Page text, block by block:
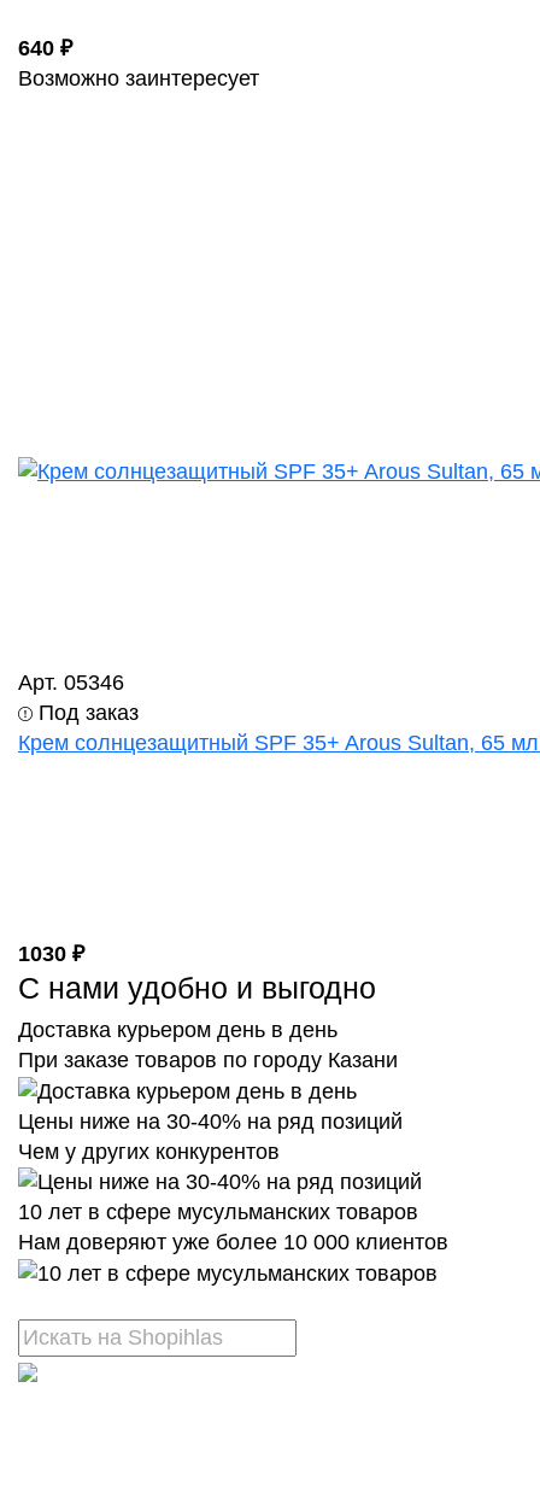
640 ₽
Возможно заинтересует
Арт. 05346
Под заказ
Крем солнцезащитный SPF 35+ Arous Sultan, 65
1030 ₽
С нами удобно и выгодно
Доставка курьером день в день
При заказе товаров по городу Казани
Цены ниже на 30-40% на ряд позиций
Чем у других конкурентов
10 лет в сфере мусульманских товаров
Нам доверяют уже более 10 000 клиентов